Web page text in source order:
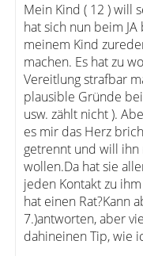
Mein Kind ( 12 ) will
hat sich nun beim JA
meinem Kind
machen. Es hat zu
Vereitlung strafbar
plausible Gründe
usw. zählt nicht ).
es mir das Herz
getrennt und will ihn
wollen.Da hat sie
jeden Kontakt zu
hat einen Rat?Kann
7.)antworten, aber
dahineinen Tip, wie